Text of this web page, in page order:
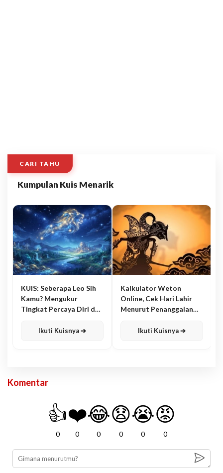
CARI TAHU
Kumpulan Kuis Menarik
KUIS: Seberapa Leo Sih
Kamu? Mengukur
Tingkat Percaya Diri dan
Ikuti Kuisnya ➔
Kalkulator Weton
Online, Cek Hari Lahir
Menurut Penanggalan
Ikuti Kuisnya ➔
Komentar
👍
0
❤️
0
😂
0
😧
0
😭
0
😡
0